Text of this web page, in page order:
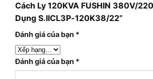
Cách Ly 120KVA FUSHIN 380V/
Dụng S.IICL3P-120K38/22”
Đánh giá của bạn *
Đánh giá của bạn *